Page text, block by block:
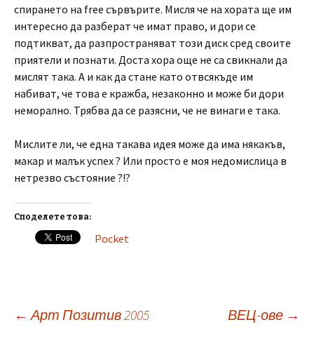
спирането на free сървърите. Мисля че на хората ще им
интересно да разберат че имат право, и дори се
подтикват, да разпространяват този диск сред своите
приятели и познати. Доста хора още не са свикнали да
мислят така. А и как да стане като отвсякъде им
набиват, че това е кражба, незаконно и може би дори
неморално. Трябва да се разясни, че не винаги е така.
Мислите ли, че една такава идея може да има някакъв,
макар и малък успех ? Или просто е моя недомислица в
нетрезво състояние ?!?
Споделете това:
Pocket
Post
← Арт Позитив 2005 ВЕЦ-ове →